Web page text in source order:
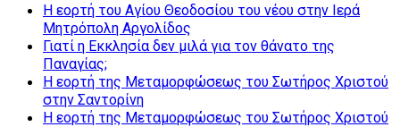
Η εορτή του Αγίου Θεοδοσίου του νέου στην Ιερά
Μητρόπολη Αργολίδος
Γιατί η Εκκλησία δεν μιλά για τον θάνατο της
Παναγίας;
Η εορτή της Μεταμορφώσεως του Σωτήρος Χριστού
στην Σαντορίνη
Η εορτή της Μεταμορφώσεως του Σωτήρος Χριστού